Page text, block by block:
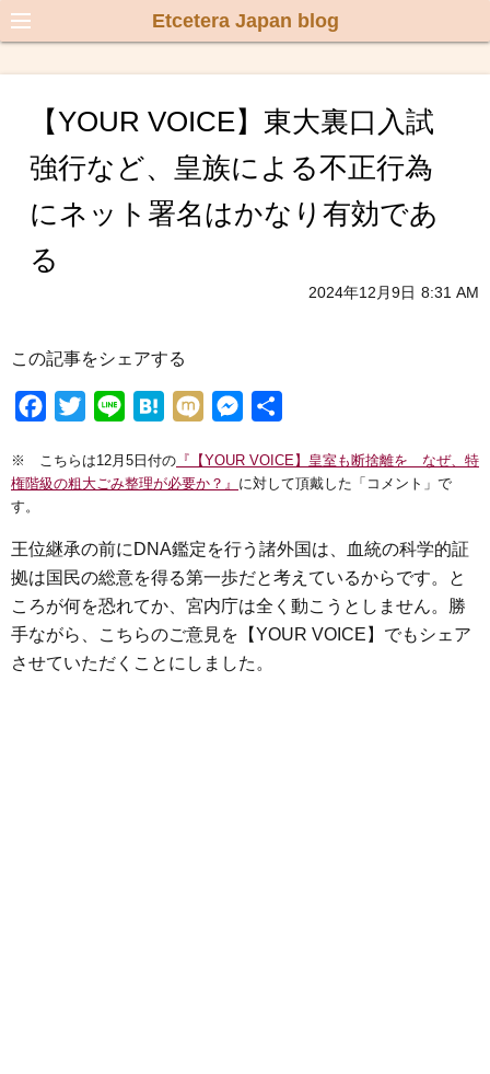
Etcetera Japan blog
【YOUR VOICE】東大裏口入試
強行など、皇族による不正行為
にネット署名はかなり有効であ
る
2024年12月9日 8:31 AM
この記事をシェアする
c
o
o
k
i
e
r
n
H
t
a
M
x
s
n
g
e
※ こちらは12月5日付の 『【YOUR VOICE】皇室も断捨離を なぜ、特
権階級の粗大ごみ整理が必要か？』 に対して頂戴した「コメント」で
す。
王位継承の前にDNA鑑定を行う諸外国は、血統の科学的証
拠は国民の総意を得る第一歩だと考えているからです。と
ころが何を恐れてか、宮内庁は全く動こうとしません。勝
手ながら、こちらのご意見を【YOUR VOICE】でもシェア
させていただくことにしました。